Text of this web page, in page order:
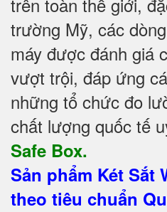
trường Mỹ, các
máy được đánh giá
vượt trội, đáp ứng
những tổ chức đo
chất lượng quốc tế
Safe Box.
Sản phẩm Két Sắt
theo tiêu chuẩn